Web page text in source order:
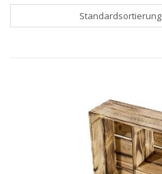
Standardsortierung